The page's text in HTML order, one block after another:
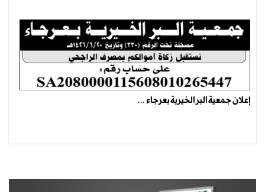
إعلان جمعية البر الخيرية بعرجاء ...